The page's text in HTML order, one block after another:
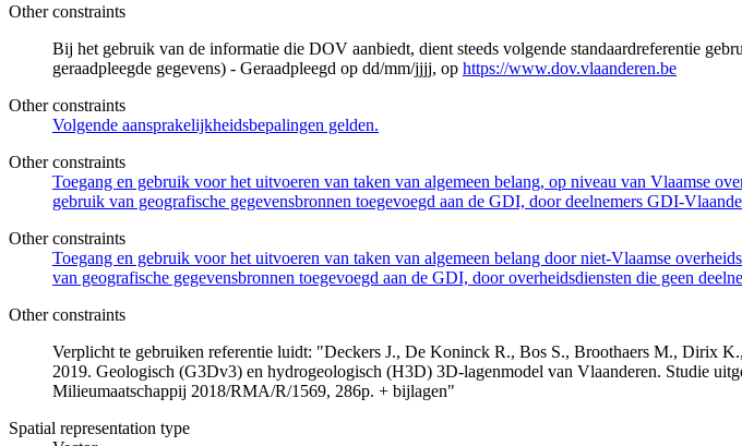
Other constraints
Bij het gebruik van de informatie die DOV aanbiedt, dient steeds volgende standaardreferentie
geraadpleegde gegevens) - Geraadpleegd op dd/mm/jjjj, op https://www.dov.vlaanderen.be
Other constraints
Volgende aansprakelijkheidsbepalingen gelden.
Other constraints
Toegang en gebruik voor het uitvoeren van taken van algemeen belang, op niveau van Vlaamse
gebruik van geografische gegevensbronnen toegevoegd aan de GDI, door deelnemers GDI-
Other constraints
Toegang en gebruik voor het uitvoeren van taken van algemeen belang door niet-Vlaamse
van geografische gegevensbronnen toegevoegd aan de GDI, door overheidsdiensten die geen
Other constraints
Verplicht te gebruiken referentie luidt: "Deckers J., De Koninck R., Bos S., Broothaers M., Dirix
2019. Geologisch (G3Dv3) en hydrogeologisch (H3D) 3D-lagenmodel van Vlaanderen. Studie
Milieumaatschappij 2018/RMA/R/1569, 286p. + bijlagen"
Spatial representation type